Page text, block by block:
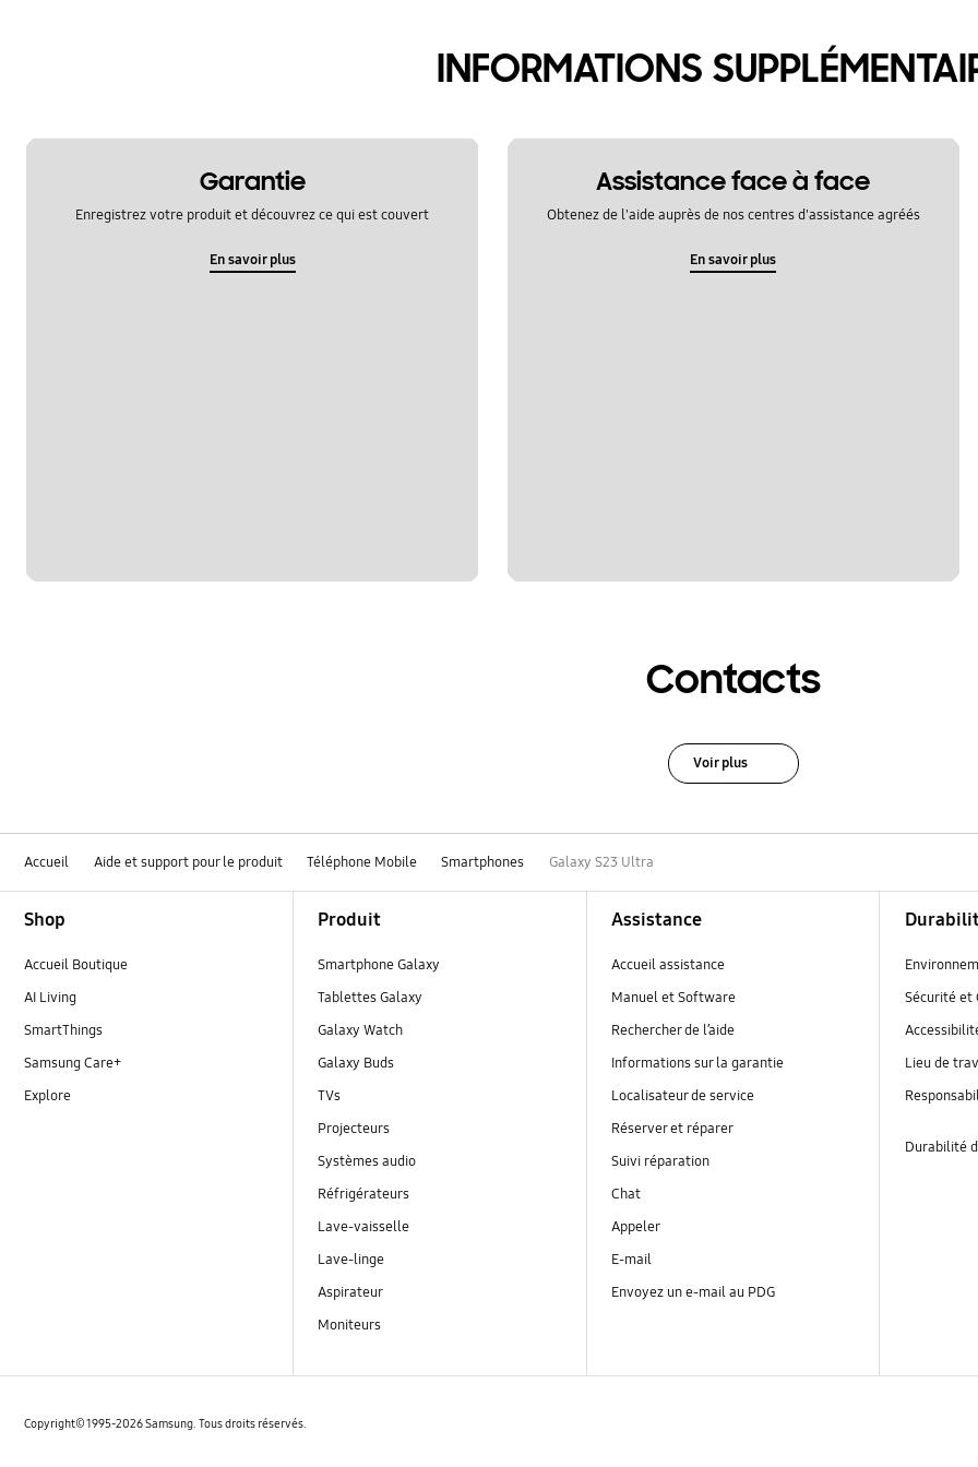
sns
INFORMATIONS
Garantie
Enregistrez votre produit et découvrez ce qui est couvert
En savoir plus
Assistance face à face
Obtenez de l'aide auprès de nos centres d'assistance agréés
En savoir plus
Contacts
Voir plus
Accueil Aide et support pour le produit Téléphone Mobile Smartphones Galaxy S23 Ultra
Shop
Accueil Boutique
AI Living
SmartThings
Samsung Care+
Explore
Produit
Smartphone Galaxy
Tablettes Galaxy
Galaxy Watch
Galaxy Buds
TVs
Projecteurs
Systèmes audio
Réfrigérateurs
Lave-vaisselle
Lave-linge
Aspirateur
Moniteurs
Assistance
Accueil assistance
Manuel et Software
Rechercher de l’aide
Informations sur la garantie
Localisateur de service
Réserver et réparer
Suivi réparation
Chat
Appeler
E-mail
Envoyez un e-mail au PDG
Sécurité et
Lieu de
Durabilité
Copyright© 1995-2026 Samsung. Tous droits réservés.